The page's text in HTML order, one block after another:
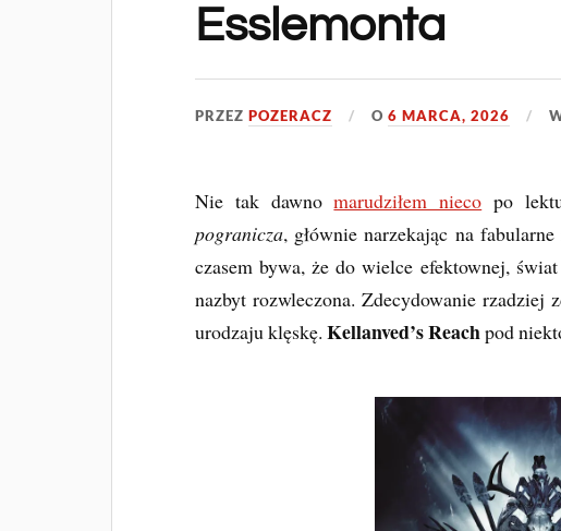
Esslemonta
PRZEZPOZERACZ O6 MARCA, 2026
Nie tak dawnomarudziłem nieco po
pogranicza, głównie narzekając na
czasem bywa, że do wielce efektownej,
nazbyt rozwleczona. Zdecydowanie rzadziej
urodzaju klęskę.Kellanved’s Reachpod